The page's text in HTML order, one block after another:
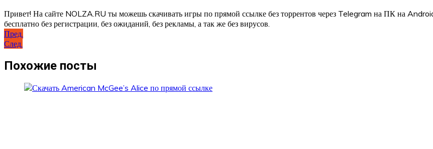
Привет! На сайте NOLZA.RU ты можешь скачивать игры по прямой ссылке без торрентов через Telegram на ПК на
бесплатно без регистрации, без ожиданий, без рекламы, а так же без вирусов.
Навигация
по
записям
Пред.
След.
Похожие посты